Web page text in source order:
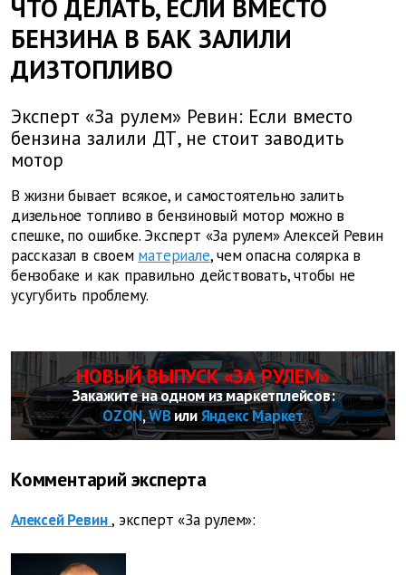
ЧТО ДЕЛАТЬ, ЕСЛИ ВМЕСТО
БЕНЗИНА В БАК ЗАЛИЛИ
ДИЗТОПЛИВО
Эксперт «За рулем» Ревин: Если вместо
бензина залили ДТ, не стоит заводить
мотор
В жизни бывает всякое, и самостоятельно залить
дизельное топливо в бензиновый мотор можно в
спешке, по ошибке. Эксперт «За рулем» Алексей Ревин
рассказал в своем материале, чем опасна солярка в
бензобаке и как правильно действовать, чтобы не
усугубить проблему.
НОВЫЙ ВЫПУСК «ЗА РУЛЕМ»
Закажите на одном из маркетплейсов:
OZON,WBилиЯндекс Маркет
Комментарий эксперта
Алексей Ревин , эксперт «За рулем»: